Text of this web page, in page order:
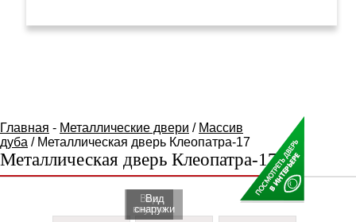
Главная - Металлические двери / Массив
дуба / Металлическая дверь Клеопатра-17
Металлическая дверь Клеопатра-17
Вид
внутри
Вид
cнаружи